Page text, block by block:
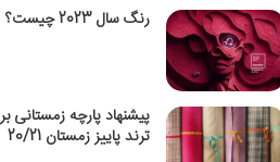
رنگ سال 2023 چیست؟
پیشنهاد پارچه زمستانی
ترند پاییز زمستان 20/21